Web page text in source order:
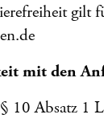
gilt
mit den
10 Absatz 1